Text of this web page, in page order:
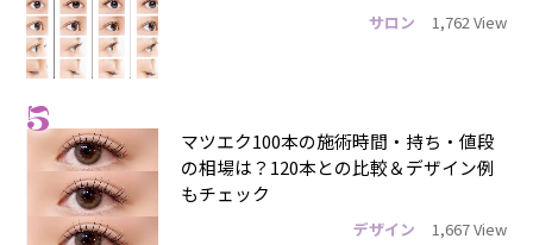
サロン 1,762 View
5
マツエク100本の施術時間・持ち・値段
の相場は？120本との比較＆デザイン例
もチェック
デザイン 1,667 View